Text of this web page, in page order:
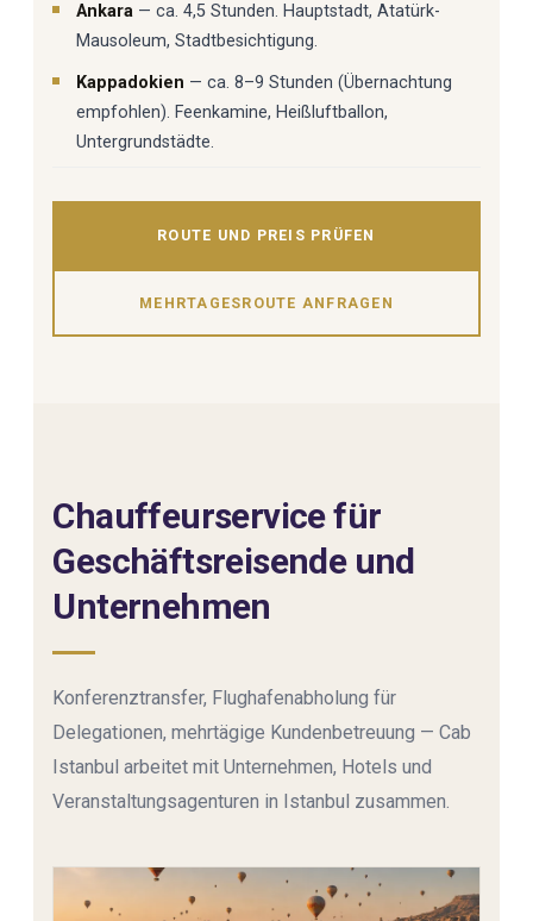
Ankara — ca. 4,5 Stunden. Hauptstadt, Atatürk-
Mausoleum, Stadtbesichtigung.
Kappadokien — ca. 8–9 Stunden (Übernachtung
empfohlen). Feenkamine, Heißluftballon,
Untergrundstädte.
ROUTE UND PREIS PRÜFEN
MEHRTAGESROUTE ANFRAGEN
Chauffeurservice für
Geschäftsreisende und
Unternehmen
Konferenztransfer, Flughafenabholung für
Delegationen, mehrtägige Kundenbetreuung — Cab
Istanbul arbeitet mit Unternehmen, Hotels und
Veranstaltungsagenturen in Istanbul zusammen.